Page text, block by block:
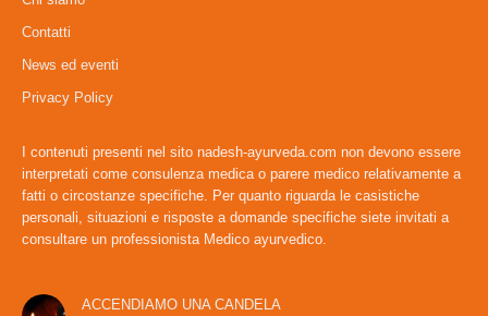
opens
in
new
window
opens
in
new
window
Contatti
News ed eventi
Privacy Policy
I contenuti presenti nel sito nadesh-ayurveda.com non devono essere
interpretati come consulenza medica o parere medico relativamente a
fatti o circostanze specifiche. Per quanto riguarda le casistiche
personali, situazioni e risposte a domande specifiche siete invitati a
consultare un professionista Medico ayurvedico.
ACCENDIAMO UNA CANDELA